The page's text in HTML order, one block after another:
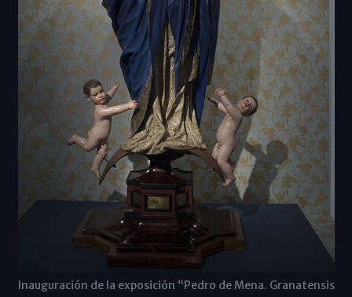
Inauguración de la exposición “Pedro de Mena. Granatensis